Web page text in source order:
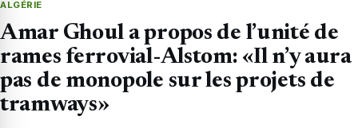
ALGÉRIE
Amar Ghoul a propos de l’unité de
rames ferrovial-Alstom: «Il n’y aura
pas de monopole sur les projets de
tramways»